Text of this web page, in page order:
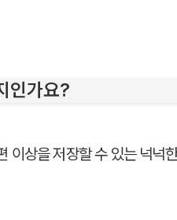
인가요?
상을 저장할 수 있는 넉넉